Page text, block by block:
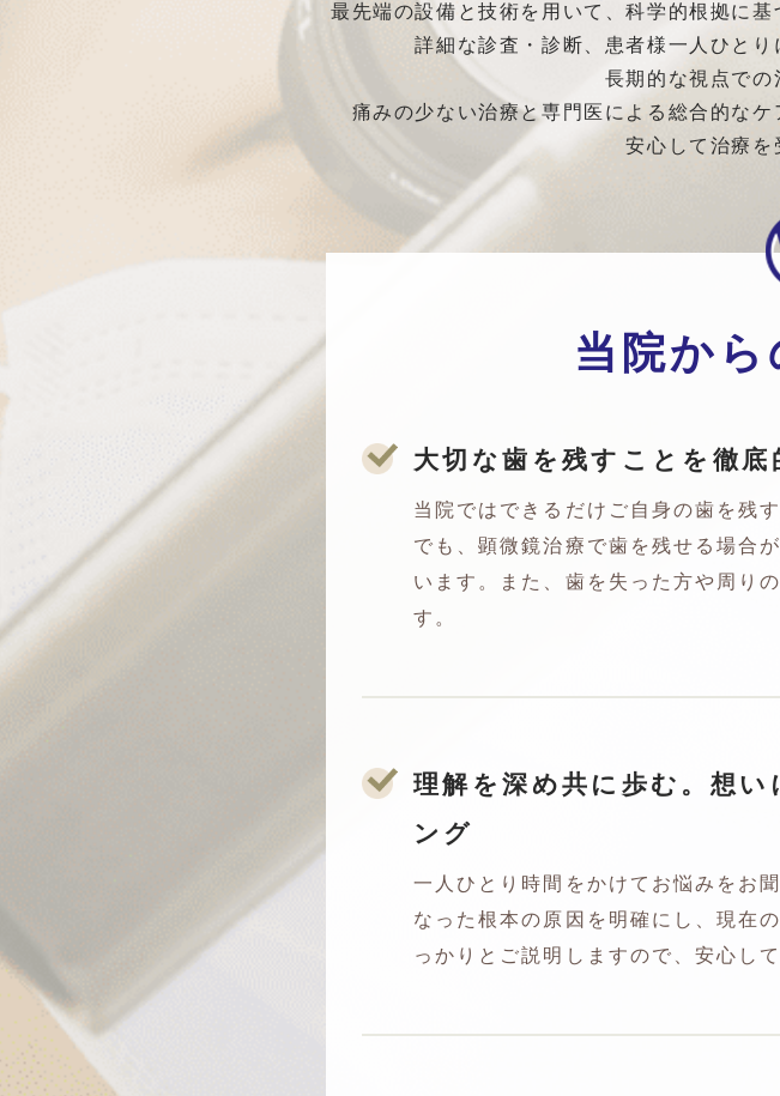
最先端の設備と技術を用いて、科学的根拠に
詳細な診査・診断、患者様一人ひと
長期的な視点での
痛みの少ない治療と専門医による総合的な
安心して治療を
当院か
大切な歯を残すことを徹底
当院ではできるだけご自身の歯を残
でも、顕微鏡治療で歯を残せる場合
います。また、歯を失った方や周り
す。
理解を深め共に歩む。想
ング
一人ひとり時間をかけてお悩みをお
なった根本の原因を明確にし、現在
っかりとご説明しますので、安心し